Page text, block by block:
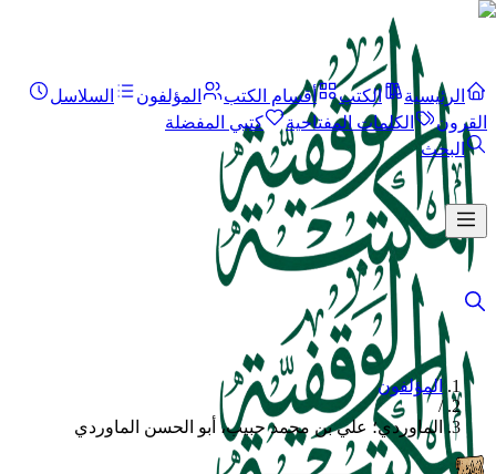
الرئيسية الكتب أقسام الكتب المؤلفون
السلاسل
القرون
الكلمات المفتاحية
كتبي المفضلة
البحث
المؤلفون
/
الماوردي؛ علي بن محمد حبيب، أبو الحسن الماوردي